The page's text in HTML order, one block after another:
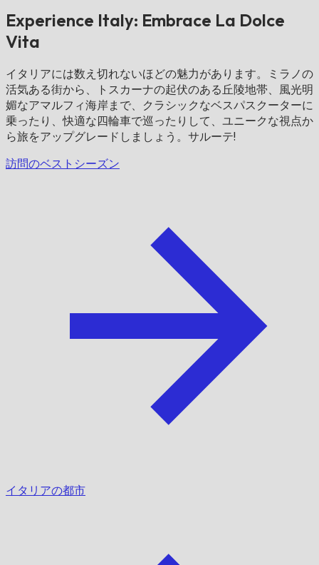
Experience Italy: Embrace La Dolce
Vita
イタリアには数え切れないほどの魅力があります。ミラノの
活気ある街から、トスカーナの起伏のある丘陵地帯、風光明
媚なアマルフィ海岸まで、クラシックなベスパスクーターに
乗ったり、快適な四輪車で巡ったりして、ユニークな視点か
ら旅をアップグレードしましょう。サルーテ!
訪問のベストシーズン
イタリアの都市